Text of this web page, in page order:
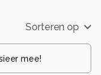
Sorteren op
mee!